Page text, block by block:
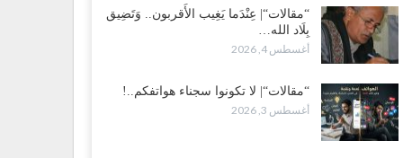
3, 2026
لا تكونوا سجناء هواتفكم..!
“مقالات“| عِنْدَما يَغِيب الأَقربون.. وَتَضِيق
بِلَاد الله…
أغسطس 4, 2026
“مقالات“| لا تكونوا سجناء هواتفكم..!
أغسطس 3, 2026